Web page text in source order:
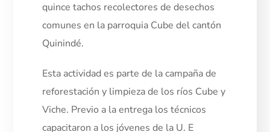
quince tachos recolectores de desechos
comunes en la parroquia Cube del cantón
Quinindé.
Esta actividad es parte de la campaña de
reforestación y limpieza de los ríos Cube y
Viche. Previo a la entrega los técnicos
capacitaron a los jóvenes de la U. E